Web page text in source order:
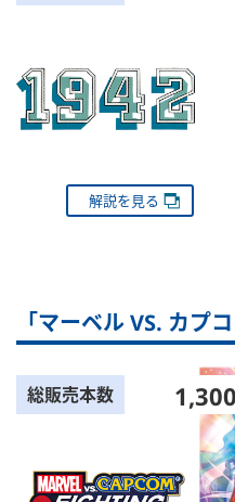
解説を見る
「マーベル VS. カプ
総販売本数 1,300